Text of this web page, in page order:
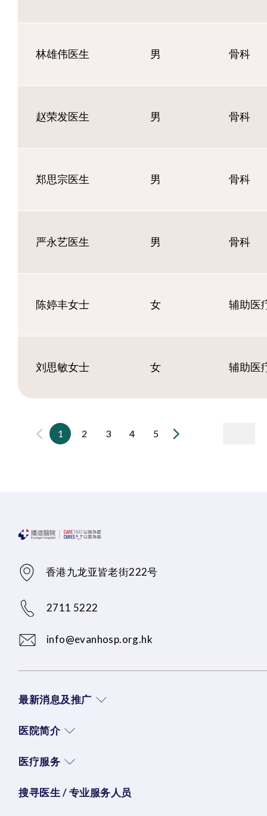
林雄伟医生 男 骨科
赵荣发医生 男 骨科
郑思宗医生 男 骨科
严永艺医生 男 骨科
陈婷丰女士 女 辅助医
刘思敏女士 女 辅助医
1 2 3 4 5
香港九龙亚皆老街222号
2711 5222
info@evanhosp.org.hk
最新消息及推广
医院简介
医疗服务
搜寻医生 / 专业服务人员